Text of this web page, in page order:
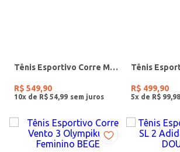
Tênis Esportivo Corre Max Olympikus Feminino BEGE
R$ 549,90
10x de R$ 54 99
R$ 499,90
5x de R$ 99 98